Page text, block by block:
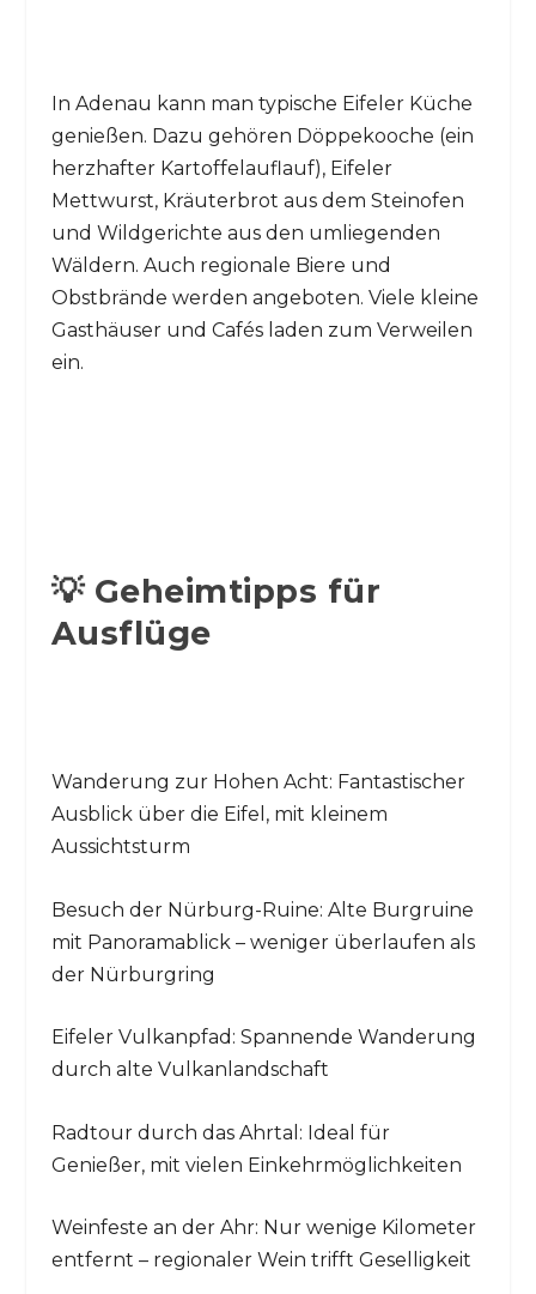
In Adenau kann man typische Eifeler Küche
genießen. Dazu gehören Döppekooche (ein
herzhafter Kartoffelauflauf), Eifeler
Mettwurst, Kräuterbrot aus dem Steinofen
und Wildgerichte aus den umliegenden
Wäldern. Auch regionale Biere und
Obstbrände werden angeboten. Viele kleine
Gasthäuser und Cafés laden zum Verweilen
ein.
💡 Geheimtipps für
Ausflüge
Wanderung zur Hohen Acht: Fantastischer
Ausblick über die Eifel, mit kleinem
Aussichtsturm
Besuch der Nürburg-Ruine: Alte Burgruine
mit Panoramablick – weniger überlaufen als
der Nürburgring
Eifeler Vulkanpfad: Spannende Wanderung
durch alte Vulkanlandschaft
Radtour durch das Ahrtal: Ideal für
Genießer, mit vielen Einkehrmöglichkeiten
Weinfeste an der Ahr: Nur wenige Kilometer
entfernt – regionaler Wein trifft Geselligkeit